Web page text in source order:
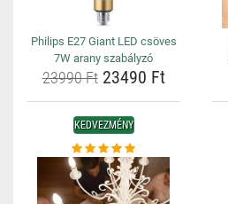
Philips E27 Giant LED csöves
7W arany szabályzó
23990 Ft23490 Ft
KEDVEZMÉNY